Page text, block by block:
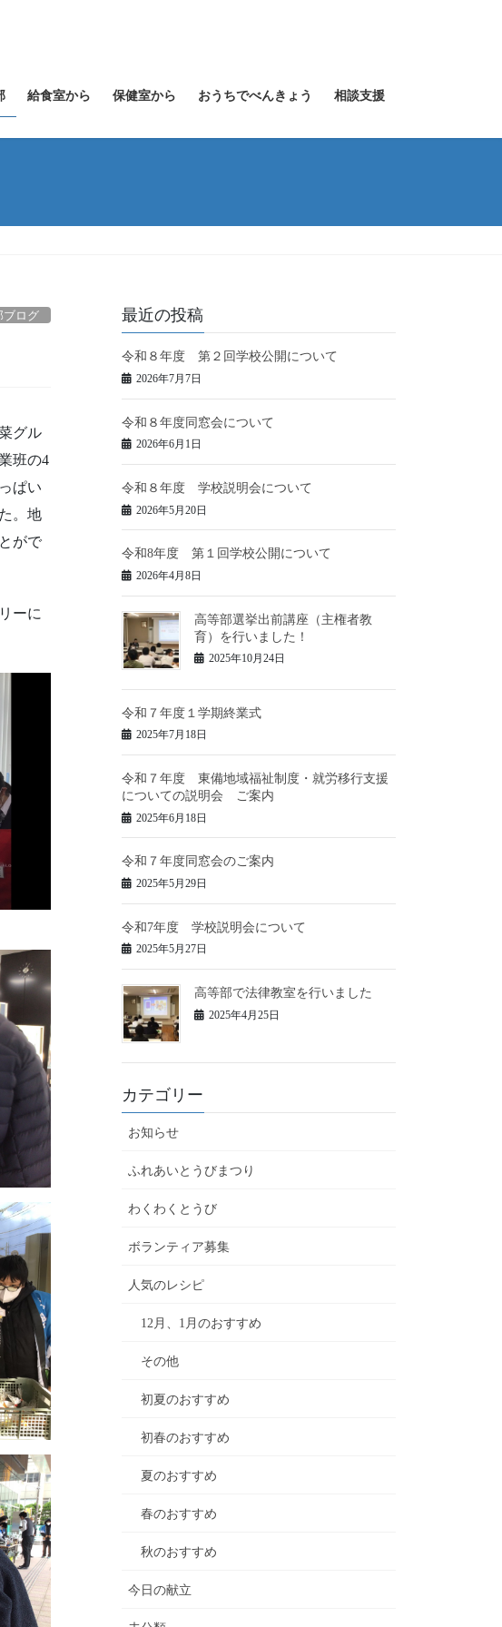
給食室から 保健室から おうちでべんきょう 相談支援
ブログ
グル
班の4
ぱい
。地
がで
ーに
最近の投稿
令和８年度 第２回学校公開について
2026年7月7日
令和８年度同窓会について
2026年6月1日
令和８年度 学校説明会について
2026年5月20日
令和8年度 第１回学校公開について
2026年4月8日
高等部選挙出前講座（主権者教
育）を行いました！
2025年10月24日
令和７年度１学期終業式
2025年7月18日
令和７年度 東備地域福祉制度・就労移行支援
についての説明会 ご案内
2025年6月18日
令和７年度同窓会のご案内
2025年5月29日
令和7年度 学校説明会について
2025年5月27日
高等部で法律教室を行いました
2025年4月25日
カテゴリー
お知らせ
ふれあいとうびまつり
わくわくとうび
ボランティア募集
人気のレシピ
12月、1月のおすすめ
その他
初夏のおすすめ
初春のおすすめ
夏のおすすめ
春のおすすめ
秋のおすすめ
今日の献立